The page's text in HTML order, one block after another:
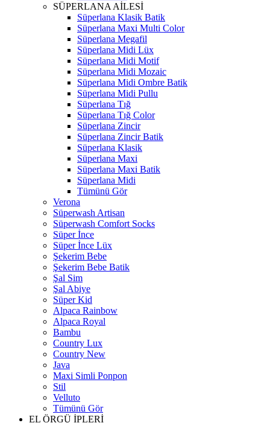
SÜPERLANA AİLESİ
Süperlana Klasik Batik
Süperlana Maxi Multi Color
Süperlana Megafil
Süperlana Midi Lüx
Süperlana Midi Motif
Süperlana Midi Mozaic
Süperlana Midi Ombre Batik
Süperlana Midi Pullu
Süperlana Tığ
Süperlana Tığ Color
Süperlana Zincir
Süperlana Zincir Batik
Süperlana Klasik
Süperlana Maxi
Süperlana Maxi Batik
Süperlana Midi
Tümünü Gör
Verona
Süperwash Artisan
Süperwash Comfort Socks
Süper İnce
Süper İnce Lüx
Şekerim Bebe
Şekerim Bebe Batik
Şal Sim
Şal Abiye
Süper Kid
Alpaca Rainbow
Alpaca Royal
Bambu
Country Lux
Country New
Java
Maxi Simli Ponpon
Stil
Velluto
Tümünü Gör
EL ÖRGÜ İPLERİ